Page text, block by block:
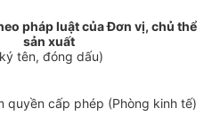
pháp luật của Đơn vị, chủ thể
sản xuất
tên, đóng dấu)
quyền cấp phép (Phòng kinh tế)